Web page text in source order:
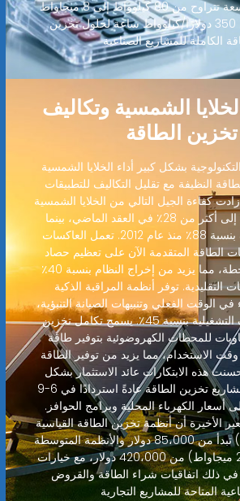
بأنظمة متكاملة بسعة تتراوح من 80 كيلوواط إلى 8 ميجاواط
بتكاليف أقل من 350 دولارًا/كيلوواط ساعة لحلول تخزين
الشمسية وتكاليف
تخزين الطاقة
بشكل كبير أداء الخلايا الشمسية
النظيفة مع تقليل التكاليف للتطبيقات
زادت كفاءة الجيل التالي من الخلايا الشمسية
الصناعية من 18٪ إلى أكثر من 28٪ في العقد الماضي، بينما
انخفضت التكاليف بنسبة 88٪ منذ عام 2012. تعمل العاكسات
الطاقة المتقدمة الآن على تعظيم حصاد
الطاقة من كل محطة، مما يزيد من إخراج النظام بنسبة 40٪
التقليدية. توفر أنظمة المراقبة الذكية
في الوقت الفعلي وتنبيهات الصيانة التنبؤية،
مما يقلل التكاليف التشغيلية بنسبة 45٪. يسمح تكامل تخزين
للمحطات الكهروضوئية بتوفير طاقة
الاستخدام، مما يزيد من توفير الطاقة
70-85٪. حسنت هذه الابتكارات عائد الاستثمار بشكل
كبير، حيث تحقق مشاريع تخزين الطاقة عادةً استردادًا في 6-9
أسعار الكهرباء المحلية وبرامج الحوافز.
الأخيرة أن أنظمة تخزين الطاقة القياسية
(60-600 كيلوواط) تبدأ من 85،000 دولار والأنظمة المتوسطة
(600 كيلوواط-2.5 ميجاواط) من 420،000 دولار، مع خيارات
في ذلك اتفاقيات شراء الطاقة والقروض